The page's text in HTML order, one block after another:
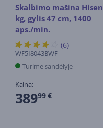
Skalbimo mašina
kg, gylis 47 cm, 1400
aps./min.
(6)
WF5I8043BWF
Turime sandėlyje
Kaina:
38999 €